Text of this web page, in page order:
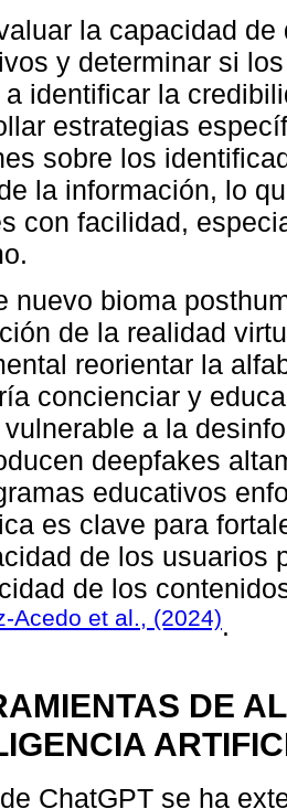
la capacidad
y determinar si
a identificar la
estrategias
sobre los
la información, lo
con facilidad,
nuevo bioma
de la realidad
reorientar la
concienciar y
a la
deepfakes
educativos
es clave para
de los usuarios
de los
Acedo et al., (2024).
DE
ChatGPT se ha